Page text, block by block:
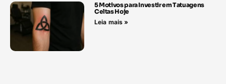
5 Motivos para Investir em Tatuagens
Celtas Hoje
Leia mais »